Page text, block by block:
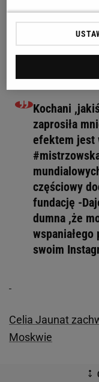
Tuż przed
Grosicka wraz z
koszulek, z
została
Kochani
zaprosiła
efektem jest
częściowy
fundację -
dumna ,że
swoim
Celia Jaunat
Moskwie